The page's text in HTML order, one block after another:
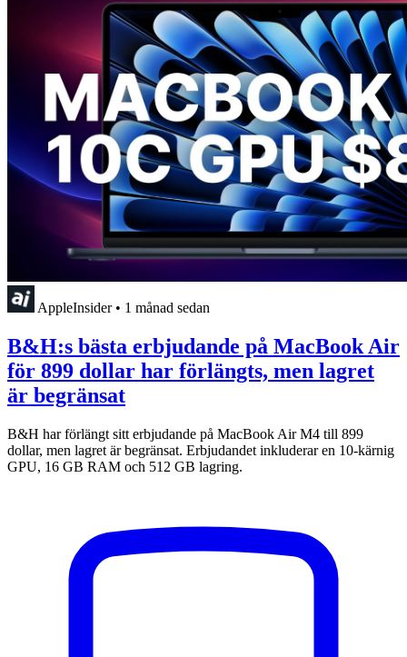
AppleInsider • 1 månad sedan
B&H:s bästa erbjudande på MacBook Air
för 899 dollar har förlängts, men lagret
är begränsat
B&H har förlängt sitt erbjudande på MacBook Air M4 till 899
dollar, men lagret är begränsat. Erbjudandet inkluderar en 10-kärnig
GPU, 16 GB RAM och 512 GB lagring.